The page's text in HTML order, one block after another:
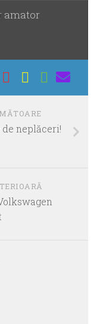
amator
neplăceri!